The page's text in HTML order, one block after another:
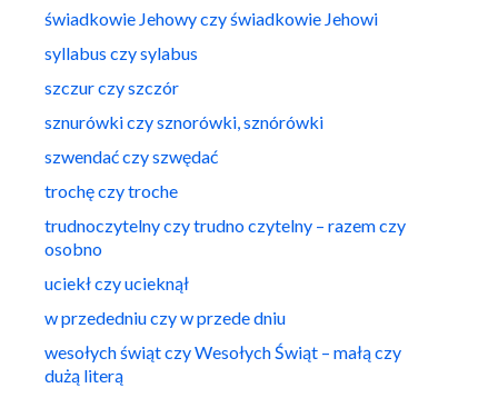
świadkowie Jehowy czy świadkowie Jehowi
syllabus czy sylabus
szczur czy szczór
sznurówki czy sznorówki, sznórówki
szwendać czy szwędać
trochę czy troche
trudnoczytelny czy trudno czytelny – razem czy
osobno
uciekł czy ucieknął
w przededniu czy w przede dniu
wesołych świąt czy Wesołych Świąt – małą czy
dużą literą